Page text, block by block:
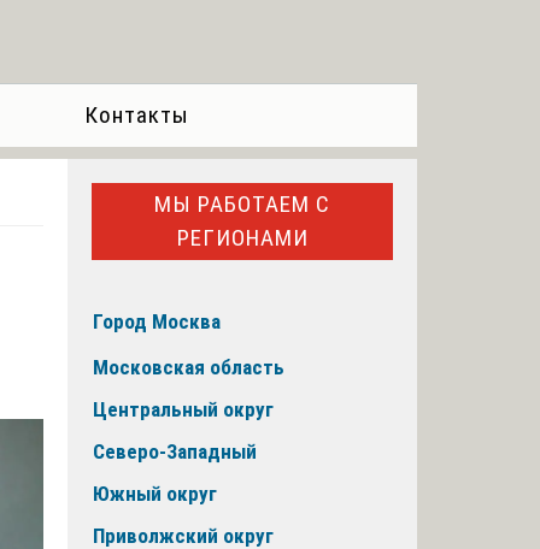
Контакты
МЫ РАБОТАЕМ С
РЕГИОНАМИ
Город Москва
Московская область
Центральный округ
Северо-Западный
Южный округ
Приволжский округ